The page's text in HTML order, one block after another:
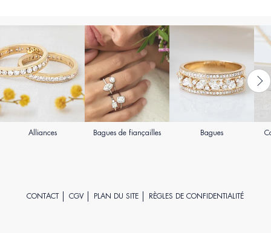
Alliances Bagues de fiançailles Bagues
CONTACT CGV PLAN DU SITE RÈGLES DE CONFIDENTIALITÉ